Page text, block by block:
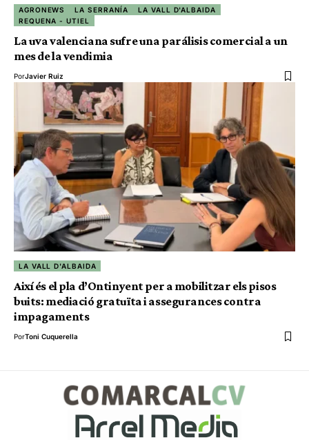
AGRONEWS LA SERRANÍA
LA VALL D'ALBAIDA
REQUENA - UTIEL
La uva valenciana sufre una parálisis comercial a un
mes de la vendimia
PorJavier Ruiz
LA VALL D'ALBAIDA
Així és el pla d’Ontinyent per a mobilitzar els pisos
buits: mediació gratuïta i assegurances contra
impagaments
PorToni Cuquerella